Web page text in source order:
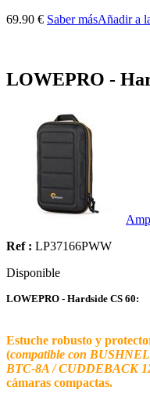
69.90 € Saber másAñadir a
LOWEPRO -
Ref : LP37166PWW
Disponible
LOWEPRO - Hardside CS 60:
Estuche robusto y
(compatible con
BTC-8A / CUDDEBACK
cámaras compactas.